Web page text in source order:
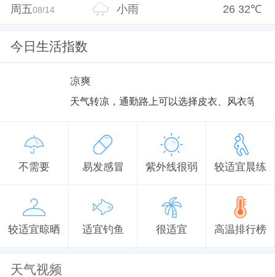
周五08/14 小雨 26 32℃
今日生活指数
凉爽
天气转凉，通勤路上可以选择皮衣、风衣等防
不需要 易发感冒 紫外线很弱 较适宜晨练
较适宜晾晒 适宜钓鱼 很适宜 高温排行榜
天气视频